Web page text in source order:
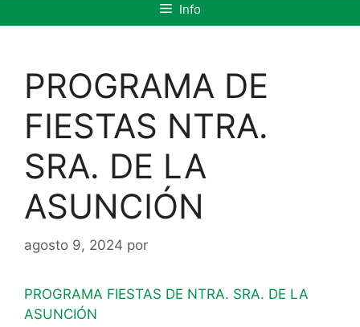
Info
PROGRAMA DE
FIESTAS NTRA.
SRA. DE LA
ASUNCIÓN
agosto 9, 2024 por
PROGRAMA FIESTAS DE NTRA. SRA. DE LA
ASUNCIÓN